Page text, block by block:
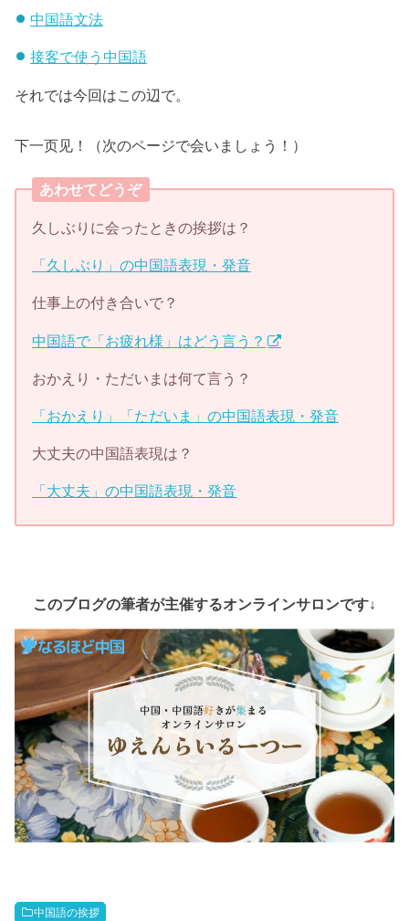
中国語文法
接客で使う中国語
それでは今回はこの辺で。
下一页见！（次のページで会いましょう！）
あわせてどうぞ
久しぶりに会ったときの挨拶は？
「久しぶり」の中国語表現・発音
仕事上の付き合いで？
中国語で「お疲れ様」はどう言う？
おかえり・ただいまは何て言う？
「おかえり」「ただいま」の中国語表現・発音
大丈夫の中国語表現は？
「大丈夫」の中国語表現・発音
このブログの筆者が主催するオンラインサロンです↓
中国語の挨拶